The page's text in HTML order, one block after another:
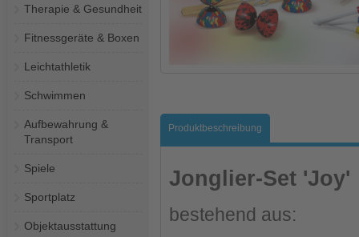
Therapie & Gesundheit
Fitnessgeräte & Boxen
Leichtathletik
Schwimmen
Aufbewahrung &
Transport
Spiele
Sportplatz
Objektausstattung
Produktbeschreibung
Jonglier-Set 'Joy'
bestehend aus: